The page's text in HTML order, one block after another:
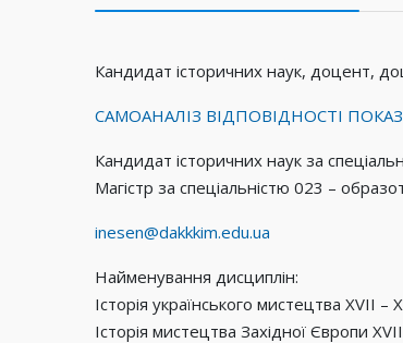
Кандидат історичних наук, доцент,
САМОАНАЛІЗ ВІДПОВІДНОСТІ
Кандидат історичних наук за
Магістр за спеціальністю 023 –
inesen@dakkkim.edu.ua
Найменування дисциплін:
Історія українського мистецтва ХVІІ –
Історія мистецтва Західної Європи ХVІІ